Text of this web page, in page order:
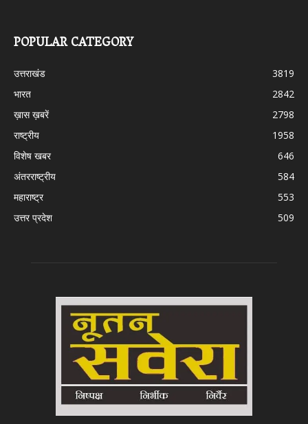
POPULAR CATEGORY
उत्तराखंड
3819
भारत
2842
ख़ास ख़बरें
2798
राष्ट्रीय
1958
विशेष खबर
646
अंतरराष्ट्रीय
584
महाराष्ट्र
553
उत्तर प्रदेश
509